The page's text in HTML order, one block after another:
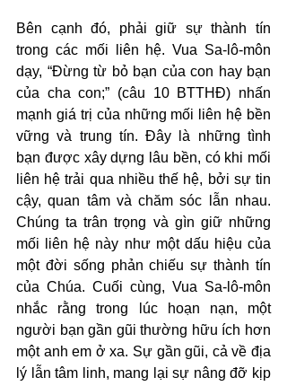
Bên cạnh đó, phải giữ sự thành tín
trong các mối liên hệ. Vua Sa-lô-môn
dạy, “Đừng từ bỏ bạn của con hay bạn
của cha con;” (câu 10 BTTHĐ) nhấn
mạnh giá trị của những mối liên hệ bền
vững và trung tín. Đây là những tình
bạn được xây dựng lâu bền, có khi mối
liên hệ trải qua nhiều thế hệ, bởi sự tin
cậy, quan tâm và chăm sóc lẫn nhau.
Chúng ta trân trọng và gìn giữ những
mối liên hệ này như một dấu hiệu của
một đời sống phản chiếu sự thành tín
của Chúa. Cuối cùng, Vua Sa-lô-môn
nhắc rằng trong lúc hoạn nạn, một
người bạn gần gũi thường hữu ích hơn
một anh em ở xa. Sự gần gũi, cả về địa
lý lẫn tâm linh, mang lại sự nâng đỡ kịp